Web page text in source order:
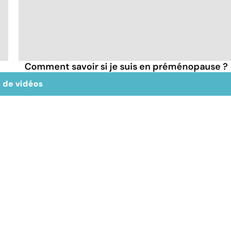
Comment savoir si je suis en préménopause ?
de vidéos